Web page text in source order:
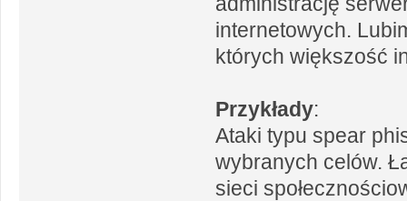
internetowych.
których większość
Przykłady:
Ataki typu spear
wybranych celów.
sieci